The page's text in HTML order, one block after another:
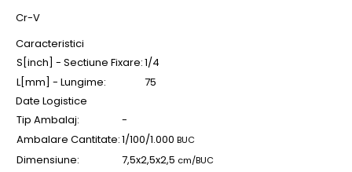
Cr-V
Caracteristici
S[inch] - Sectiune Fixare:1/4
L[mm] - Lungime:
75
Date Logistice
Tip Ambalaj:
-
Ambalare Cantitate:1/100/1.000 BUC
Dimensiune: 7,5x2,5x2,5 cm/BUC